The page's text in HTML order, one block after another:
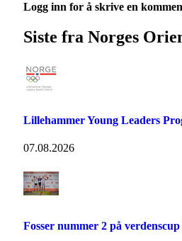
Logg inn for å skrive en
Siste fra Norges
Lillehammer Young Leaders
07.08.2026
Fosser nummer 2 på